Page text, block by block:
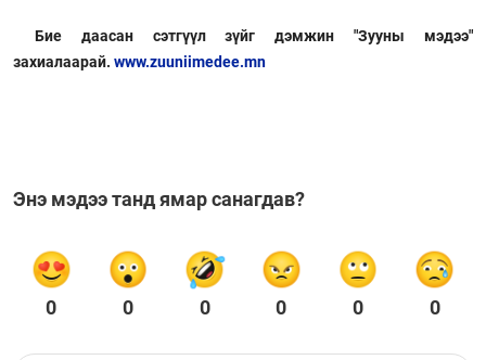
Бие даасан сэтгүүл зүйг дэмжин "Зууны мэдээ"
захиалаарай. www.zuuniimedee.mn
Энэ мэдээ танд ямар санагдав?
0 0 0 0 0 0